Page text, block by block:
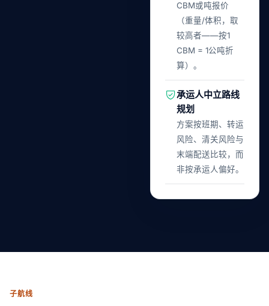
CBM或吨报价
（重量/体积，取
较高者——按1
CBM = 1公吨折
算）。
承运人中立路线
规划
方案按班期、转运
风险、清关风险与
末端配送比较，而
非按承运人偏好。
子航线